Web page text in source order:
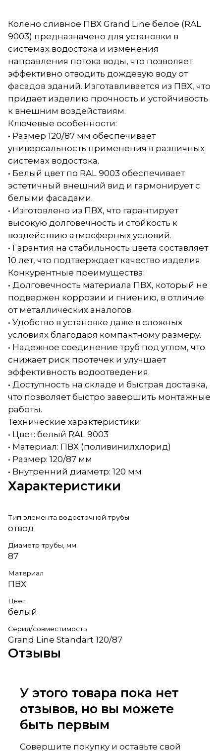
Колено сливное ПВХ Grand Line белое (RAL
9003) предназначено для установки в
системах водостока и изменения
направления потока воды, что позволяет
эффективно отводить дождевую воду от
фасадов зданий. Изготавливается из ПВХ, что
придает изделию прочность и устойчивость
к внешним воздействиям.
Ключевые особенности:
• Размер 120/87 мм обеспечивает
универсальность применения в различных
системах водостока.
• Белый цвет по RAL 9003 обеспечивает
эстетичный внешний вид и гармонирует с
белыми фасадами.
• Изготовлено из ПВХ, что гарантирует
высокую долговечность и стойкость к
воздействию атмосферных условий.
• Гарантия на стабильность цвета составляет
10 лет, что подтверждает качество изделия.
Конкурентные преимущества:
• Долговечность материала ПВХ, который не
подвержен коррозии и гниению, в отличие
от металлических аналогов.
• Удобство в установке даже в сложных
условиях благодаря компактному размеру.
• Надежное соединение труб под углом, что
снижает риск протечек и улучшает
эффективность водоотведения.
• Доступность на складе и быстрая доставка,
что позволяет быстро завершить монтажные
работы.
Технические характеристики:
• Цвет: белый RAL 9003
• Материал: ПВХ (поливинилхлорид)
• Размер: 120/87 мм
• Внутренний диаметр: 120 мм
Характеристики
Тип элемента водосточной трубы
отвод
Диаметр трубы, мм
87
Материал
ПВХ
Цвет
белый
Серия/совместимость
Grand Line Standart 120/87
Отзывы
У этого товара пока нет
отзывов, но вы можете
быть первым
Совершите покупку и оставьте свой